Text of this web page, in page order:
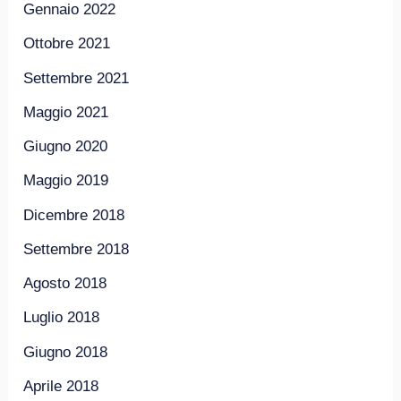
Gennaio 2022
Ottobre 2021
Settembre 2021
Maggio 2021
Giugno 2020
Maggio 2019
Dicembre 2018
Settembre 2018
Agosto 2018
Luglio 2018
Giugno 2018
Aprile 2018